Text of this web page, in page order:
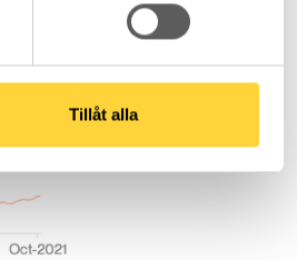
Tillåt alla